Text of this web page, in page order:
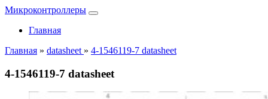
Микроконтроллеры
Главная
Главная » datasheet » 4-1546119-7 datasheet
4-1546119-7 datasheet